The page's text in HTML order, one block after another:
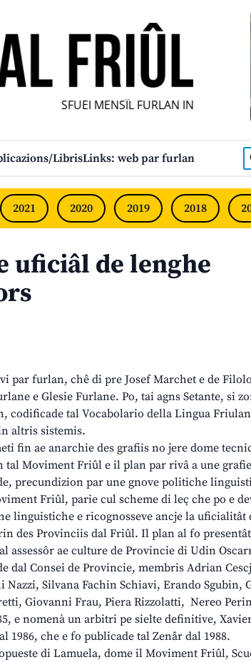
SFUEI MENSÎL FURLAN
LibrisLinks: web par furlan
2021 2020 2019 2018
uficiâl de lenghe
par furlan, chê di pre Josef Marchet e de
e Glesie Furlane. Po, tai agns Setante, si
codificade tal Vocabolario della Lingua
altris sistemis.
fin ae anarchie des grafiis no jere dome
Moviment Friûl e il plan par rivâ a une
precundizion par une gnove politiche
Friûl, parie cul scheme di leç che po e
linguistiche e ricognosseve ancje la uficialitât
des Provinciis dal Friûl. Il plan al fo
assessôr ae culture de Provincie di Udin
dal Consei de Provincie, membris Adrian
Nazzi, Silvana Fachin Schiavi, Erando Sgubin,
Giovanni Frau, Piera Rizzolatti, Nereo
e nomenà un arbitri pe sielte definitive,
1986, che e fo publicade tal Zenâr dal 1988.
di Lamuela, dome il Moviment Friûl,